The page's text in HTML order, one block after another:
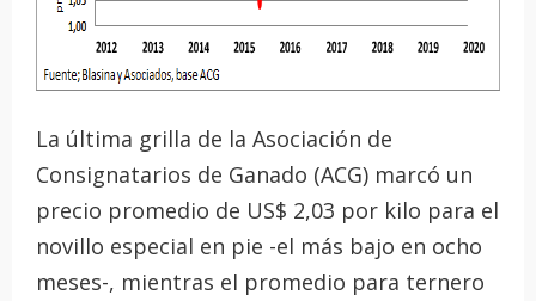
La última grilla de la Asociación de
Consignatarios de Ganado (ACG) marcó un
precio promedio de US$ 2,03 por kilo para el
novillo especial en pie -el más bajo en ocho
meses-, mientras el promedio para ternero